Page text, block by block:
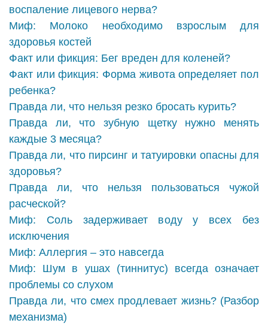
воспаление лицевого нерва?
Миф: Молоко необходимо взрослым для
здоровья костей
Факт или фикция: Бег вреден для коленей?
Факт или фикция: Форма живота определяет пол
ребенка?
Правда ли, что нельзя резко бросать курить?
Правда ли, что зубную щетку нужно менять
каждые 3 месяца?
Правда ли, что пирсинг и татуировки опасны для
здоровья?
Правда ли, что нельзя пользоваться чужой
расческой?
Миф: Соль задерживает воду у всех без
исключения
Миф: Аллергия – это навсегда
Миф: Шум в ушах (тиннитус) всегда означает
проблемы со слухом
Правда ли, что смех продлевает жизнь? (Разбор
механизма)